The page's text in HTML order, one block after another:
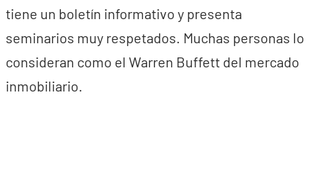
tiene un boletín informativo y presenta
seminarios muy respetados. Muchas personas lo
consideran como el Warren Buffett del mercado
inmobiliario.